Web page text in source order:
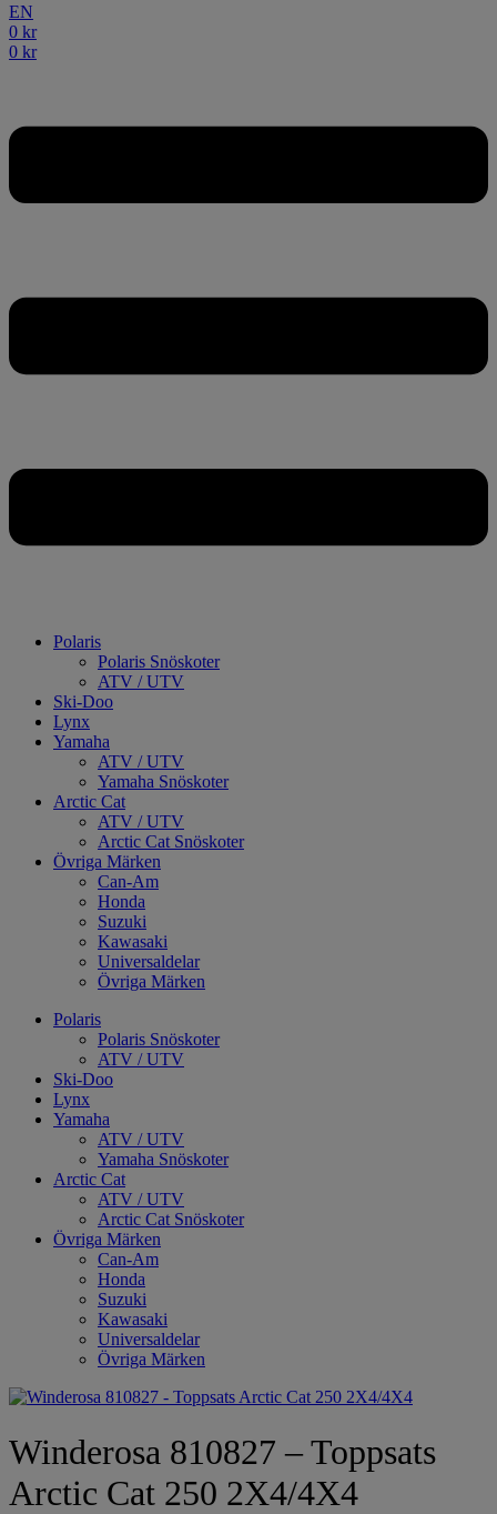
EN
0 kr
0 kr
Polaris
Polaris Snöskoter
ATV / UTV
Ski-Doo
Lynx
Yamaha
ATV / UTV
Yamaha Snöskoter
Arctic Cat
ATV / UTV
Arctic Cat Snöskoter
Övriga Märken
Can-Am
Honda
Suzuki
Kawasaki
Universaldelar
Övriga Märken
Polaris
Polaris Snöskoter
ATV / UTV
Ski-Doo
Lynx
Yamaha
ATV / UTV
Yamaha Snöskoter
Arctic Cat
ATV / UTV
Arctic Cat Snöskoter
Övriga Märken
Can-Am
Honda
Suzuki
Kawasaki
Universaldelar
Övriga Märken
Winderosa 810827 – Toppsats
Arctic Cat 250 2X4/4X4